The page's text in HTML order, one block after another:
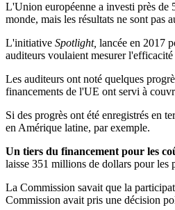
L'Union européenne a investi près
monde, mais les résultats ne sont pas
L'initiative Spotlight, lancée en 2017
auditeurs voulaient mesurer
Les auditeurs ont noté quelques
financements de l'UE ont servi à
Si des progrès ont été enregistrés en
en Amérique latine, par exemple.
Un tiers du financement pour les
laisse 351 millions de dollars pour les
La Commission savait que la
Commission avait pris une décision